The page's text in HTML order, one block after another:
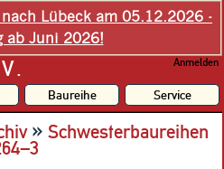
Lübeck am 05.12.2026 -
ab Juni 2026!
Anmelden
Baureihe Service
» Schwesterbaureihen